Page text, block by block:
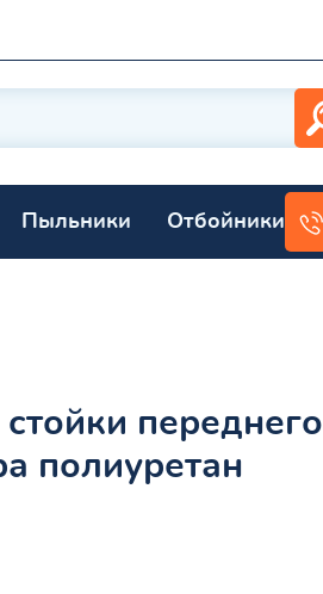
Пыльники Отбойники
переднего
полиуретан